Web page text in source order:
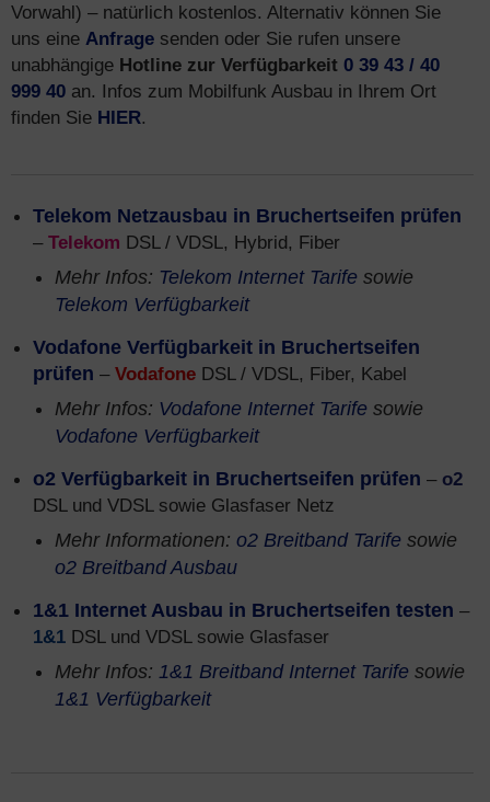
Vorwahl) – natürlich kostenlos. Alternativ können Sie
uns eine Anfrage senden oder Sie rufen unsere
unabhängige Hotline zur Verfügbarkeit 0 39 43 / 40
999 40 an. Infos zum Mobilfunk Ausbau in Ihrem Ort
finden Sie HIER.
Telekom Netzausbau in Bruchertseifen prüfen
– Telekom DSL / VDSL, Hybrid, Fiber
Mehr Infos: Telekom Internet Tarife sowie
Telekom Verfügbarkeit
Vodafone Verfügbarkeit in Bruchertseifen
prüfen – Vodafone DSL / VDSL, Fiber, Kabel
Mehr Infos: Vodafone Internet Tarife sowie
Vodafone Verfügbarkeit
o2 Verfügbarkeit in Bruchertseifen prüfen – o2
DSL und VDSL sowie Glasfaser Netz
Mehr Informationen: o2 Breitband Tarife sowie
o2 Breitband Ausbau
1&1 Internet Ausbau in Bruchertseifen testen –
1&1 DSL und VDSL sowie Glasfaser
Mehr Infos: 1&1 Breitband Internet Tarife sowie
1&1 Verfügbarkeit